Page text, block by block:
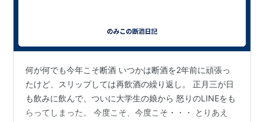
何が何でも今年こそ断酒 いつかは断酒を2年前に頑張っ
たけど、スリップしては再飲酒の繰り返し。 正月三が日
も飲みに飲んで、ついに大学生の娘から 怒りのLINEをも
らってしまった。 今度こそ、今度こそ・・・ とりあえ